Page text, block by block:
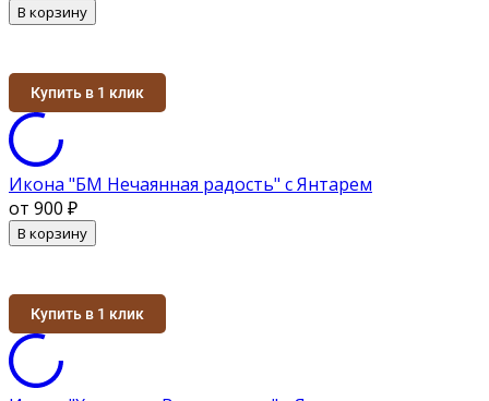
В корзину
Купить в 1 клик
Икона "БМ Нечаянная радость" с Янтарем
от 900 ₽
В корзину
Купить в 1 клик